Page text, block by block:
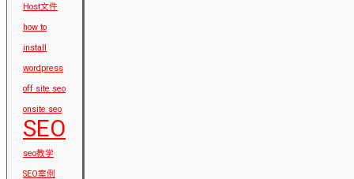
Host文件
how to
install
wordpress
off site seo
onsite seo
SEO
seo教学
SEO案例